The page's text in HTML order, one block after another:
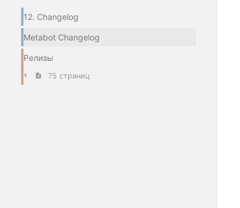
12. Changelog
Metabot Changelog
Релизы
75 страниц